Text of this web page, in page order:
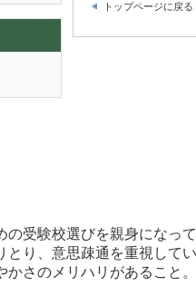
トップページに戻る
の受験校選びを親身になっ
とり、意思疎通を重視して
かさのメリハリがあること。